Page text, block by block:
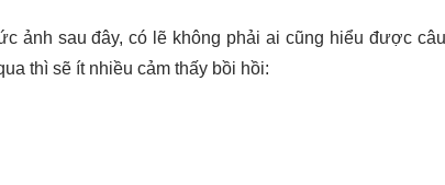
ảnh sau đây, có lẽ không phải ai cũng hiểu được
thì sẽ ít nhiều cảm thấy bồi hồi: